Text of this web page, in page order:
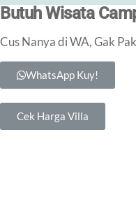
Butuh Wisata
Cus Nanya di WA, Gak
WhatsApp Kuy!
Cek Harga Villa